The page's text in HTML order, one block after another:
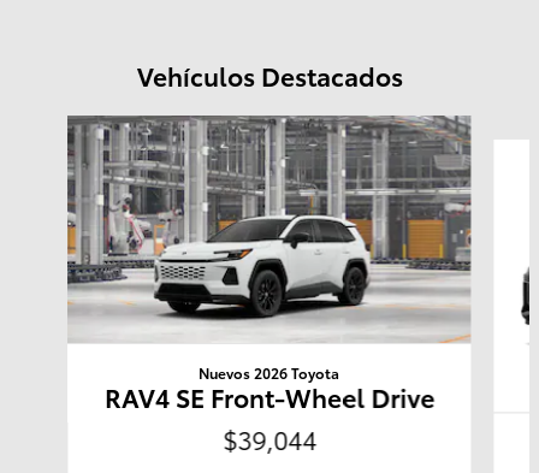
Vehículos Destacados
Slide 1 of 6
Nuevos 2026 Toyota
RAV4 SE Front-Wheel Drive
$39,044